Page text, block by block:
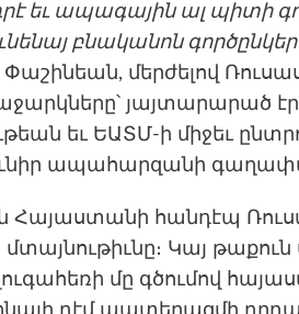
եւ ապա­գային ալ պիտի
բնականոն
Փա­շինեան, մեր­ժե­լով
յայ­տա­րարած
եւ ԵԱՏՄ-ի մի­ջեւ
ապա­հար­զա­նի
Հա­յաս­տա­նի հան­դէպ
Կայ
մը գծումով